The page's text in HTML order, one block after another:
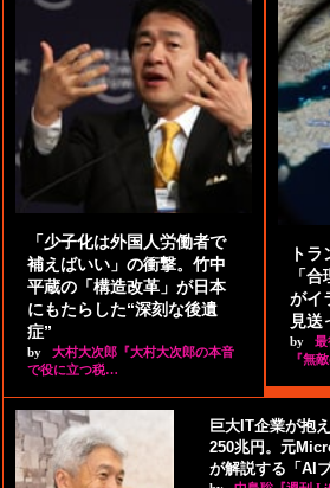
「少子化は外国人労働者で
補えばいい」の衝撃。竹中
平蔵の「構造改革」が日本
にもたらした“深刻な後遺
症”
by
大村大次郎『大村大次郎の本音
で役に立つ税…
ト
「
がイ
見送
by
『無
巨大IT企業が抱
250兆円。元
が解説する「AI